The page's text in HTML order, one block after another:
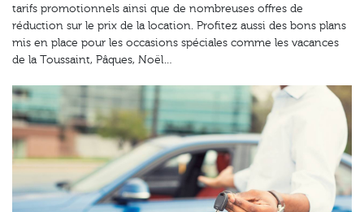
tarifs promotionnels ainsi que de nombreuses offres de
réduction sur le prix de la location. Profitez aussi des bons plans
mis en place pour les occasions spéciales comme les vacances
de la Toussaint, Pâques, Noël…